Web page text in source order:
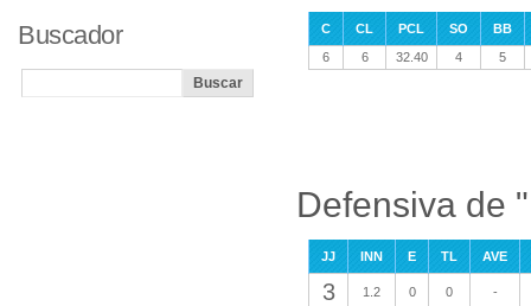
C CL PCL SO
BB
6
6 32.40 4 5
Defensiva de
JJ INN E TL AVE
3 1.2 0 0 -
Buscador